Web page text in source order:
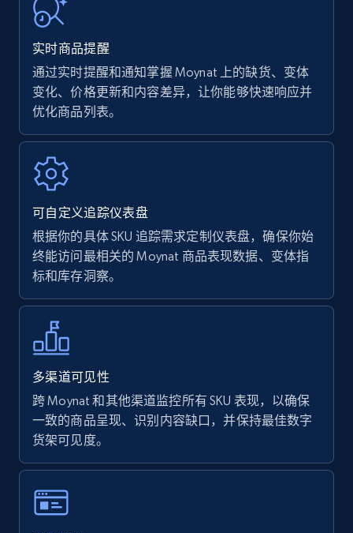
URL, Product name, Product rating, Product
rating object, Product rating max, Rating,
Author name, Asin, and more.
7.4K+ 870+ 立即开始
Walmart - products
Specifications, Image urls, Top reviews, and
more.
5.6K+
Walmart - products - Find new products by
using specific category URL
URL, Final price, Sku, Currency, Gtin,
Specifications, Image urls, Top reviews, and
more.
实时商品提醒
通过实时提醒和通知掌握 Moynat 上的缺货、变体
变化、价格更新和内容差异，让你能够快速响应并
优化商品列表。
可自定义追踪仪表盘
根据你的具体 SKU 追踪需求定制仪表盘，确保你始
终能访问最相关的 Moynat 商品表现数据、变体指
标和库存洞察。
多渠道可见性
跨 Moynat 和其他渠道监控所有 SKU 表现，以确保
一致的商品呈现、识别内容缺口，并保持最佳数字
货架可见度。